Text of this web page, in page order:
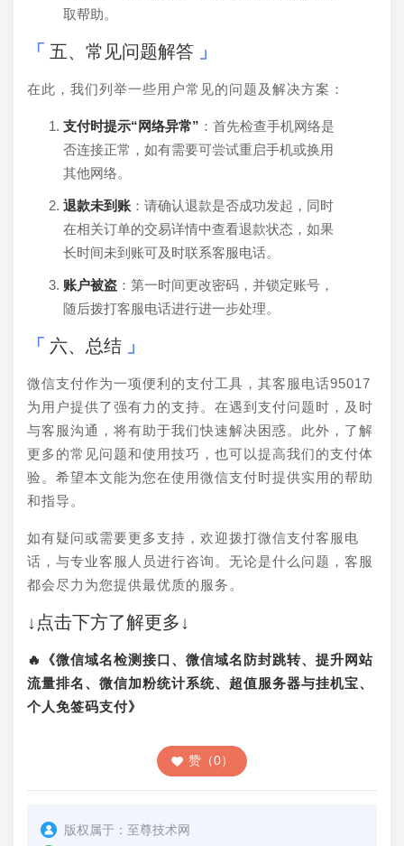
取帮助。
五、常见问题解答
在此，我们列举一些用户常见的问题及解决方案：
支付时提示“网络异常” ：首先检查手机网络是
否连接正常，如有需要可尝试重启手机或换用
其他网络。
退款未到账 ：请确认退款是否成功发起，同时
在相关订单的交易详情中查看退款状态，如果
长时间未到账可及时联系客服电话。
账户被盗 ：第一时间更改密码，并锁定账号，
随后拨打客服电话进行进一步处理。
六、总结
微信支付作为一项便利的支付工具，其客服电话95017
为用户提供了强有力的支持。在遇到支付问题时，及时
与客服沟通，将有助于我们快速解决困惑。此外，了解
更多的常见问题和使用技巧，也可以提高我们的支付体
验。希望本文能为您在使用微信支付时提供实用的帮助
和指导。
如有疑问或需要更多支持，欢迎拨打微信支付客服电
话，与专业客服人员进行咨询。无论是什么问题，客服
都会尽力为您提供最优质的服务。
↓点击下方了解更多↓
🔥《微信域名检测接口、微信域名防封跳转、提升网站
流量排名、微信加粉统计系统、超值服务器与挂机宝、
个人免签码支付》
赞（0）
版权属于： 至尊技术网